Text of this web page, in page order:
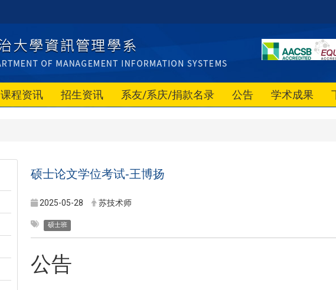
课程资讯 招生资讯 系友/系庆/捐款名录 公告 学术成果
硕士论文学位考试-王博扬
2025-05-28 苏技术师
硕士班
公告